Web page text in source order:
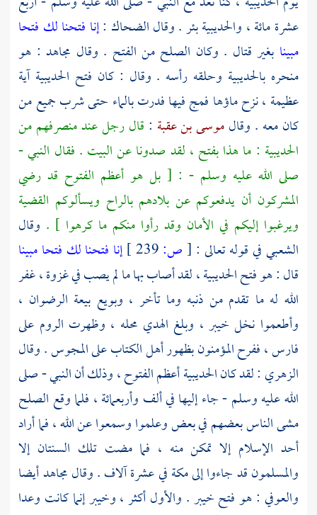
عشرة مائة ، والحديبيةبئر . وقالالضحاك :إنا فتحنا لك فتحا
مبينا بغير قتال . وكان الصلح من الفتح . وقال مجاهد : هو
منحرهبالحديبية وحلقه رأسه . وقال : كان فتح الحديبيةآية
عظيمة ، نزح ماؤها فمج فيها فدرت بالماء حتى شرب جميع من
كان معه . وقالموسى بن عقبة : قال رجل عند منصرفهم من
الحديبية : ما هذا بفتح ، لقد صدونا عن البيت . فقال النبي -
صلى الله عليه وسلم - : [ بل هو أعظم الفتوح قد رضي
المشركون أن يدفعوكم عن بلادهم بالراح ويسألوكم القضية
ويرغبوا إليكم في الأمان وقد رأوا منكم ما كرهوا ] . وقال
الشعبيفي قوله تعالى : [ص:
إنا فتحنا لك فتحا مبينا
قال : هو فتحالحديبية، لقد أصاب بها ما لم يصب في غزوة ، غفر
الله له ما تقدم من ذنبه وما تأخر ، وبويع بيعة الرضوان ،
وأطعموا نخل خيبر ، وبلغ الهدي محله ، وظهرت الروم على
فارس، ففرح المؤمنون بظهورأهل الكتابعلىالمجوس. وقال
الزهري : لقد كانالحديبيةأعظم الفتوح ، وذلك أن النبي - صلى
الله عليه وسلم - جاء إليها في ألف وأربعمائة ، فلما وقع الصلح
مشى الناس بعضهم في بعض وعلموا وسمعوا عن الله ، فما أراد
أحد الإسلام إلا تمكن منه ، فما مضت تلك السنتان إلا
والمسلمون قد جاءوا إلىمكةفي عشرة آلاف . وقالمجاهدأيضا
والعوفي : هو فتحخيبر. والأول أكثر ،وخيبرإنما كانت وعدا